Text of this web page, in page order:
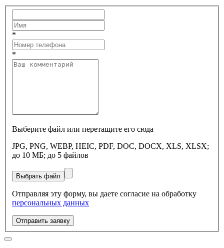
*
*
Выберите файл или перетащите его сюда
JPG, PNG, WEBP, HEIC, PDF, DOC, DOCX, XLS, XLSX;
до 10 МБ; до 5 файлов
Выбрать файл
Отправляя эту форму, вы даете согласие на обработку
персональных данных
Отправить заявку